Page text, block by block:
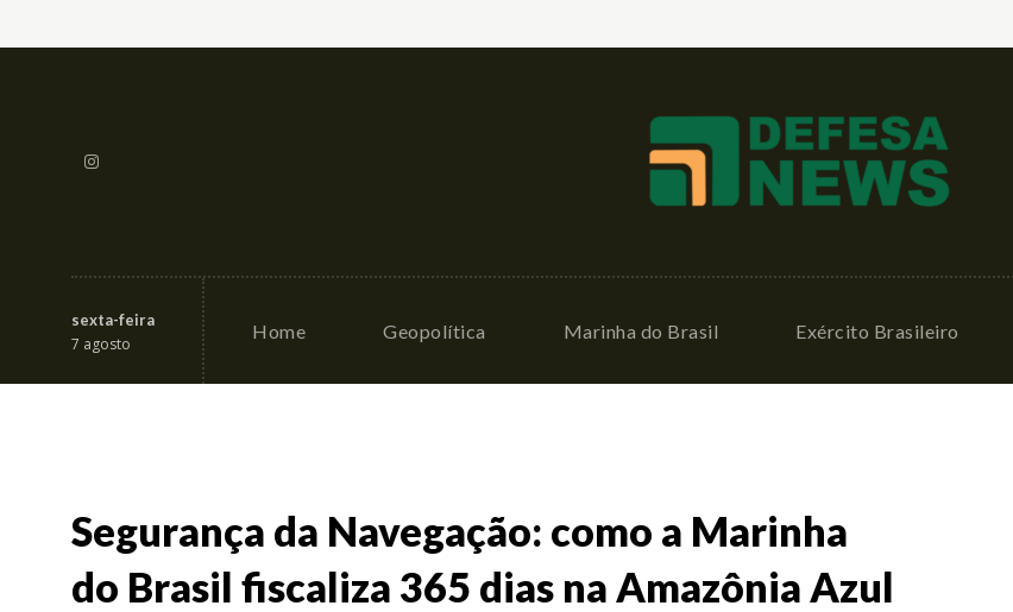
sexta-feira
7 agosto
Home Geopolítica Marinha do Brasil Exército Brasileiro
Segurança da Navegação: como a Marinha
do Brasil fiscaliza 365 dias na Amazônia Azul